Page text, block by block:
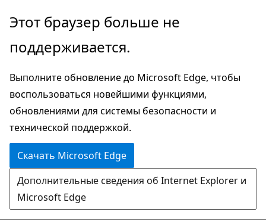
Пропустить
перейти
основному
содержимому
Этот браузер больше не
поддерживается.
Выполните обновление до Microsoft Edge, чтобы
воспользоваться новейшими функциями,
обновлениями для системы безопасности и
технической поддержкой.
Скачать Microsoft Edge
Дополнительные сведения об Internet Explorer и
Microsoft Edge